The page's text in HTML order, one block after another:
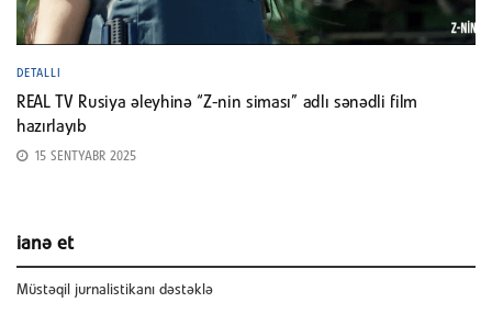
DETALLI
REAL TV Rusiya əleyhinə “Z-nin siması” adlı sənədli film
hazırlayıb
15 SENTYABR 2025
ianə et
Müstəqil jurnalistikanı dəstəklə